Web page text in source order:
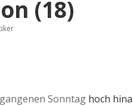
(18)
Sonntag hoch